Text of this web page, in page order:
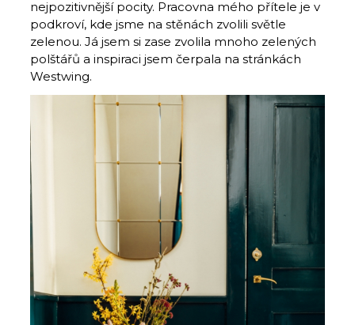
nejpozitivnější pocity. Pracovna mého přítele je v
podkroví, kde jsme na stěnách zvolili světle
zelenou. Já jsem si zase zvolila mnoho zelených
polštářů a inspiraci jsem čerpala na stránkách
Westwing.